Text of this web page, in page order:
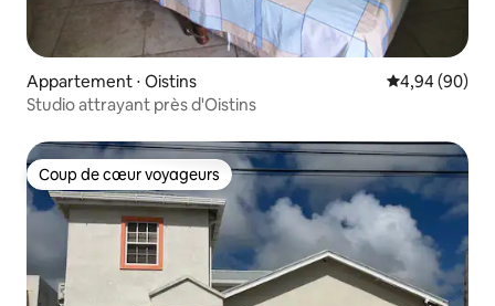
Appartement ⋅ Oistins Évaluation
4,94 (90)
Studio attrayant près d'Oistins
Coup de cœur voyageurs
Coup de cœur voyageurs